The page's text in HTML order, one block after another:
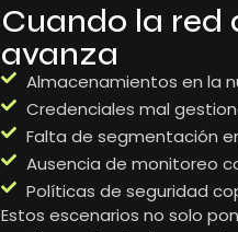
Cuando la red
avanza
Almacenamientos en la
Credenciales mal
Falta de segmentación
Ausencia de monitoreo
Políticas de seguridad
Estos escenarios no solo